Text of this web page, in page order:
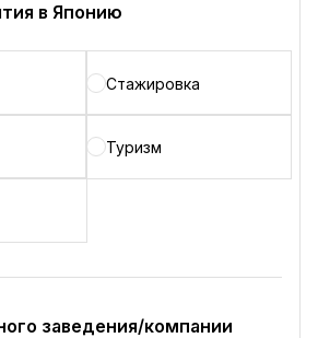
в Японию
Стажировка
Туризм
заведения/компании